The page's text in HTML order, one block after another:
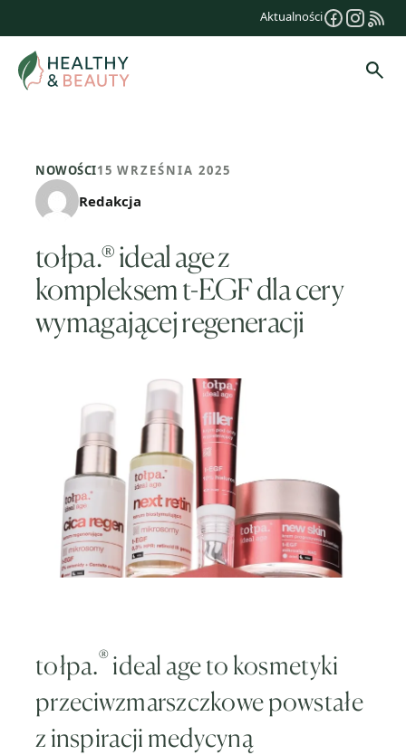
treści
Aktualności
NOWOŚCI15 WRZEŚNIA 2025
Redakcja
tołpa.® ideal age z
kompleksem t-EGF dla cery
wymagającej regeneracji
tołpa.®ideal age to kosmetyki
przeciwzmarszczkowe powstałe
z inspiracji medycyną